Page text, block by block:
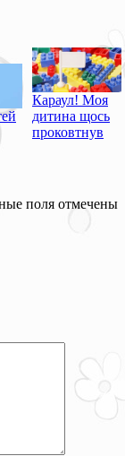
Караул! Моя
дитина щось
проковтнув
поля отмечены